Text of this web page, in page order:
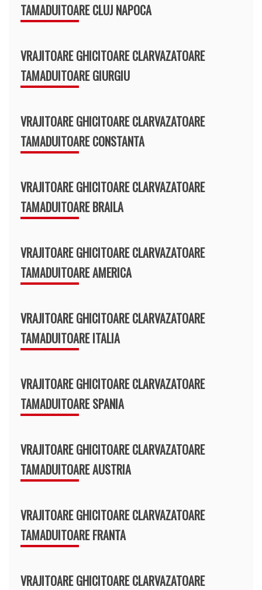
TAMADUITOARE CLUJ NAPOCA
VRAJITOARE GHICITOARE CLARVAZATOARE
TAMADUITOARE GIURGIU
VRAJITOARE GHICITOARE CLARVAZATOARE
TAMADUITOARE CONSTANTA
VRAJITOARE GHICITOARE CLARVAZATOARE
TAMADUITOARE BRAILA
VRAJITOARE GHICITOARE CLARVAZATOARE
TAMADUITOARE AMERICA
VRAJITOARE GHICITOARE CLARVAZATOARE
TAMADUITOARE ITALIA
VRAJITOARE GHICITOARE CLARVAZATOARE
TAMADUITOARE SPANIA
VRAJITOARE GHICITOARE CLARVAZATOARE
TAMADUITOARE AUSTRIA
VRAJITOARE GHICITOARE CLARVAZATOARE
TAMADUITOARE FRANTA
VRAJITOARE GHICITOARE CLARVAZATOARE